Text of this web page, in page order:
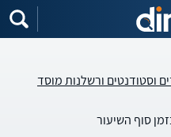
וסטודנטים ורשלנות מוסד
סוף השיעור